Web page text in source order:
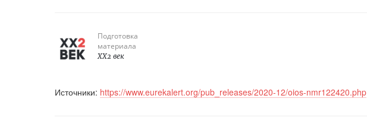
Подготовка
материала
XX2 век
Источники: https://www.eurekalert.org/pub_releases/2020-12/oios-nmr122420.php